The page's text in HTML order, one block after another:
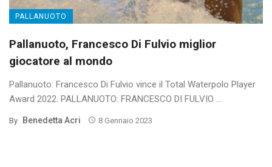
PALLANUOTO
Pallanuoto, Francesco Di Fulvio miglior
giocatore al mondo
Pallanuoto: Francesco Di Fulvio vince il Total Waterpolo Player
Award 2022. PALLANUOTO: FRANCESCO DI FULVIO ...
By Benedetta Acri 8 Gennaio 2023